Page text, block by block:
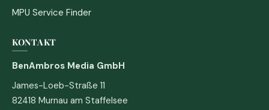
MPU Service Finder
KONTAKT
BenAmbros Media GmbH
James-Loeb-Straße 11
82418 Murnau am Staffelsee